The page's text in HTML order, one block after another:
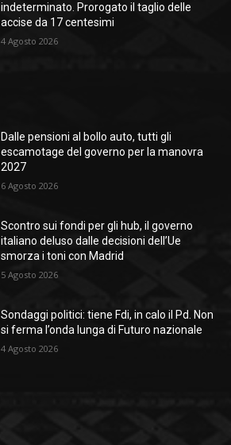
indeterminato. Prorogato il taglio delle
accise da 17 centesimi
4 Agosto 2026
Dalle pensioni al bollo auto, tutti gli
escamotage del governo per la manovra
2027
6 Agosto 2026
Scontro sui fondi per gli hub, il governo
italiano deluso dalle decisioni dell’Ue
smorza i toni con Madrid
5 Agosto 2026
Sondaggi politici: tiene Fdi, in calo il Pd. Non
si ferma l’onda lunga di Futuro nazionale
4 Agosto 2026